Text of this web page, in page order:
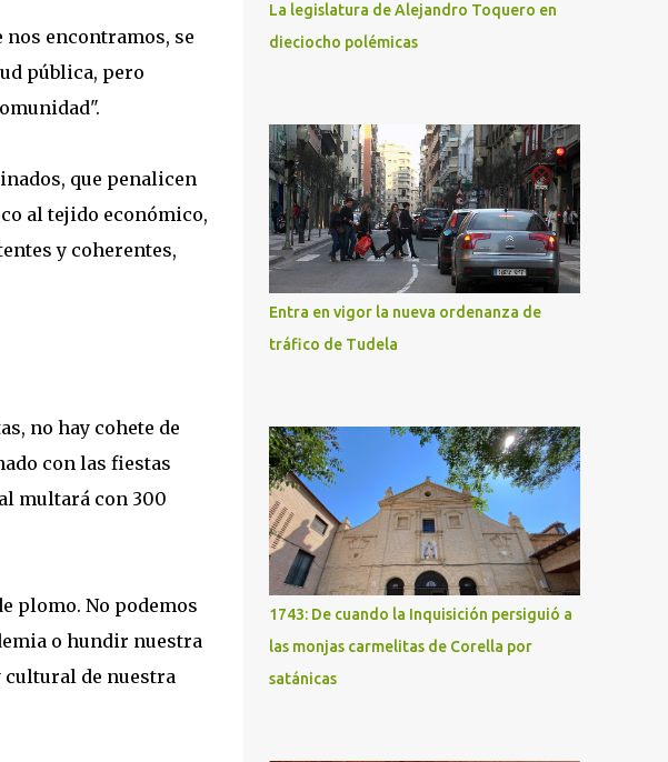
encontramos, se
pública, pero
que penalicen
al tejido económico,
y coherentes,
no hay cohete de
con las fiestas
multará con 300
plomo. No podemos
o hundir nuestra
de nuestra
La legislatura de Alejandro Toquero en
dieciocho polémicas
Entra en vigor la nueva ordenanza de
tráfico de Tudela
1743: De cuando la Inquisición persiguió a
las monjas carmelitas de Corella por
satánicas